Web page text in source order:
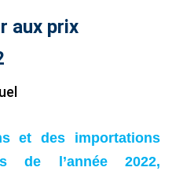
aux prix
et des importations
de l’année 2022,